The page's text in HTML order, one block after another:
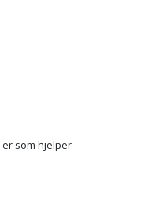
er som hjelper